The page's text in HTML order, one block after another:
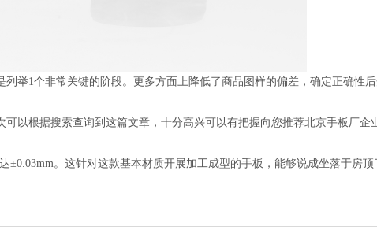
1个非常关键的阶段。更多方面上降低了商品图样的偏差，确定正确性
根据搜索查询到这篇文章，十分高兴可以有把握向您推荐北京手板厂企
。这针对这款基本材质开展加工成型的手板，能够说成坐落于房